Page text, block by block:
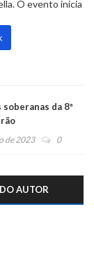
O evento inicia
da 8ª
neste domingo
de 2023 0
AUTOR